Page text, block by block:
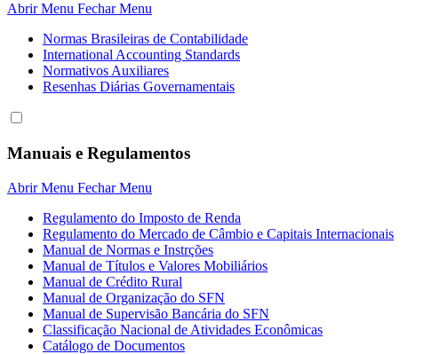
Abrir Menu Fechar Menu
Normas Brasileiras de Contabilidade
International Accounting Standards
Normativos Auxiliares
Resenhas Diárias Governamentais
Manuais e Regulamentos
Abrir Menu Fechar Menu
Regulamento do Imposto de Renda
Regulamento do Mercado de Câmbio e Capitais Internacionais
Manual de Normas e Instrções
Manual de Títulos e Valores Mobiliários
Manual de Crédito Rural
Manual de Organização do SFN
Manual de Supervisão Bancária do SFN
Classificação Nacional de Atividades Econômicas
Catálogo de Documentos